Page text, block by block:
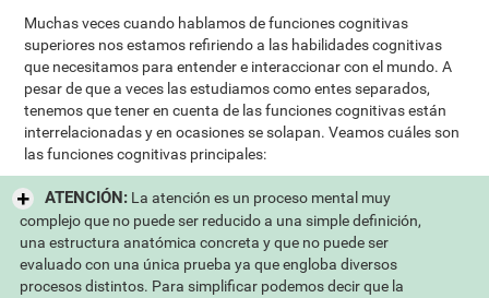
Muchas veces cuando hablamos de funciones cognitivas
superiores nos estamos refiriendo a las habilidades cognitivas
que necesitamos para entender e interaccionar con el mundo. A
pesar de que a veces las estudiamos como entes separados,
tenemos que tener en cuenta de las funciones cognitivas están
interrelacionadas y en ocasiones se solapan. Veamos cuáles son
las funciones cognitivas principales:
ATENCIÓN:La atención es un proceso mental muy
complejo que no puede ser reducido a una simple definición,
una estructura anatómica concreta y que no puede ser
evaluado con una única prueba ya que engloba diversos
procesos distintos. Para simplificar podemos decir que la